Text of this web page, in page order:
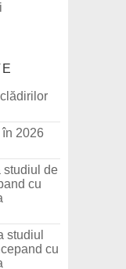
în 2026
studiul de
cu
studiul
cu